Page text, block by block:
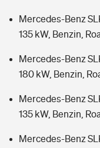
Mercedes-Benz
135 kW, Benzin,
Mercedes-Benz
180 kW, Benzin,
Mercedes-Benz
135 kW, Benzin,
Mercedes-Benz